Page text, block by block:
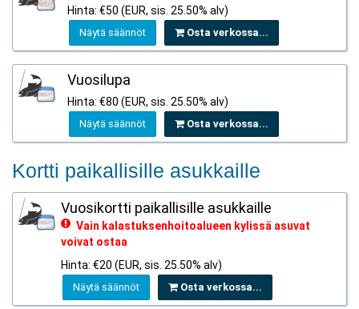
Hinta: €50 (EUR, sis. 25.50% alv)
Näytä säännöt Osta verkossa...
Vuosilupa
Hinta: €80 (EUR, sis. 25.50% alv)
Näytä säännöt Osta verkossa...
Kortti paikallisille asukkaille
Vuosikortti paikallisille asukkaille
Vain kalastuksenhoitoalueen kylissä asuvat
voivat ostaa
Hinta: €20 (EUR, sis. 25.50% alv)
Näytä säännöt Osta verkossa...